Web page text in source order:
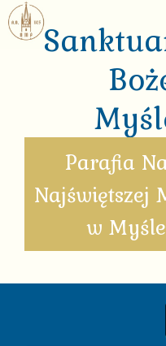
Skip to main content
Parafia
Najświętszej
w